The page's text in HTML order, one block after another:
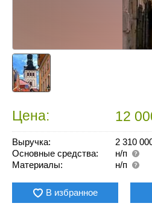
Цена: 12
Выручка: 2 310
Основные средства:
н/п
Материалы:
н/п
В избранное